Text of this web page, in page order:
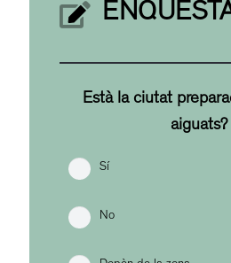
Està la ciutat
aiguats?
Sí
No